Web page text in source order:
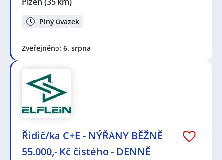
Plzeň (35 km)
Plný úvazek
Zveřejněno: 6. srpna
Řidič/ka C+E - NÝŘANY BĚŽNĚ
55.000,- Kč čistého - DENNĚ